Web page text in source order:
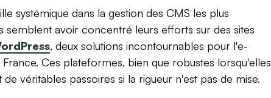
systémique dans la gestion des CMS les plus
semblent avoir concentré leurs efforts sur des sites
, deux solutions incontournables pour l'e-
Ces plateformes, bien que robustes lorsqu'elles
véritables passoires si la rigueur n'est pas de mise.